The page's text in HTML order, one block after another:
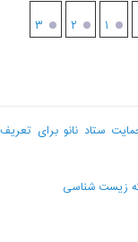
۱ ۲ ۳
ستاد نانو برای تعریف
زیست شناسی